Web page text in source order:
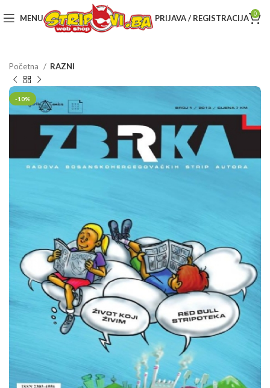
MENU PRIJAVA / REGISTRACIJA 0
Početna RAZNI
-10%